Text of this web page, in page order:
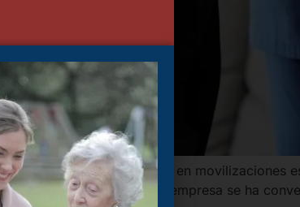
paciencia, formación en movilizaciones
por qué nuestra empresa se ha